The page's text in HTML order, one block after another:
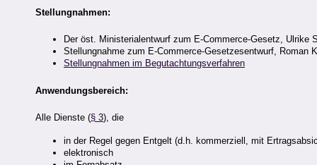
Stellungnahmen:
Der öst. Ministerialentwurf zum E-Commerce-Gesetz, Ulrike
Stellungnahme zum E-Commerce-Gesetzesentwurf, Roman
Stellungnahmen im Begutachtungsverfahren
Anwendungsbereich:
Alle Dienste (§ 3), die
in der Regel gegen Entgelt (d.h. kommerziell, mit
elektronisch